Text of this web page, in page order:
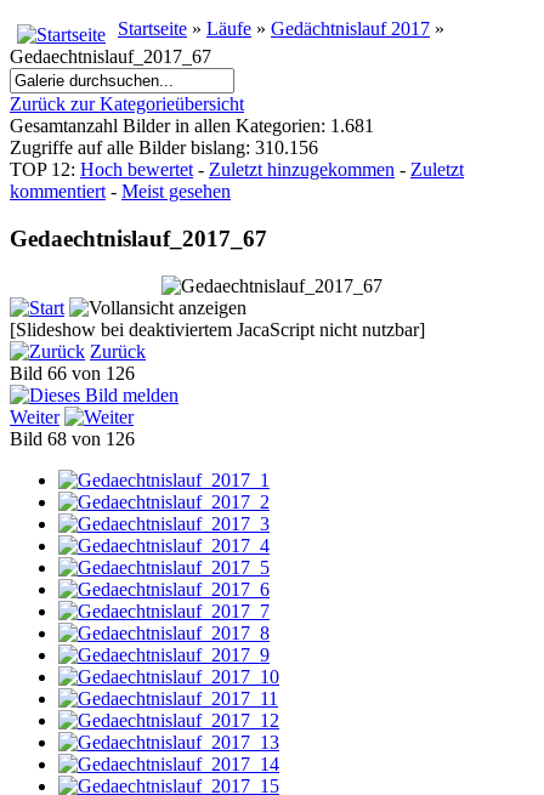
Startseite » Läufe » Gedächtnislauf 2017 »
Gedaechtnislauf_2017_67
Zurück zur Kategorieübersicht
Gesamtanzahl Bilder in allen Kategorien: 1.681
Zugriffe auf alle Bilder bislang: 310.156
TOP 12: Hoch bewertet- Zuletzt hinzugekommen - Zuletzt
kommentiert- Meist gesehen
Gedaechtnislauf_2017_67
[Slideshow bei deaktiviertem JacaScript nicht nutzbar]
Zurück
Bild 66 von 126
Weiter
Bild 68 von 126